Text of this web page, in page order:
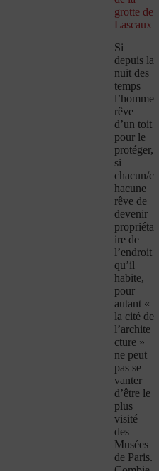
grotte de
Lascaux
Si
depuis la
nuit des
temps
l’homme
rêve
d’un toit
pour le
protéger,
si
chacun/c
hacune
rêve de
devenir
propriéta
ire de
l’endroit
qu’il
habite,
pour
autant «
la cité de
l’archite
cture »
ne peut
pas se
vanter
d’être le
plus
visité
des
Musées
de Paris.